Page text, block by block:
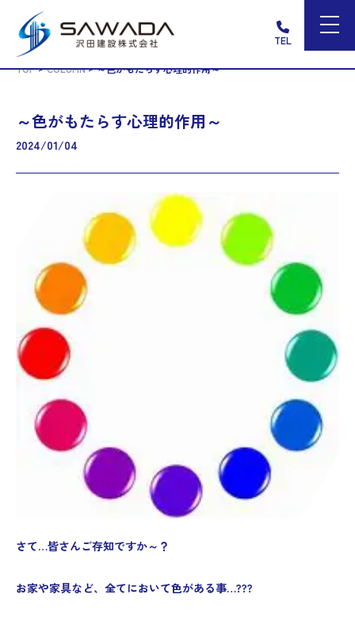
TEL
TOP>COLUMN>～色がもたらす心理的作用～
～色がもたらす心理的作用～
2024/01/04
さて…皆さんご存知ですか～？
お家や家具など、全てにおいて色がある事…???